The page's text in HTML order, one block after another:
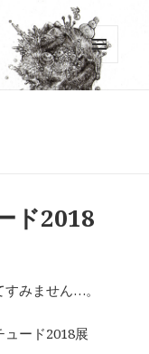
メニュ
ーとウ
ド2018
みません…。
ュード2018展